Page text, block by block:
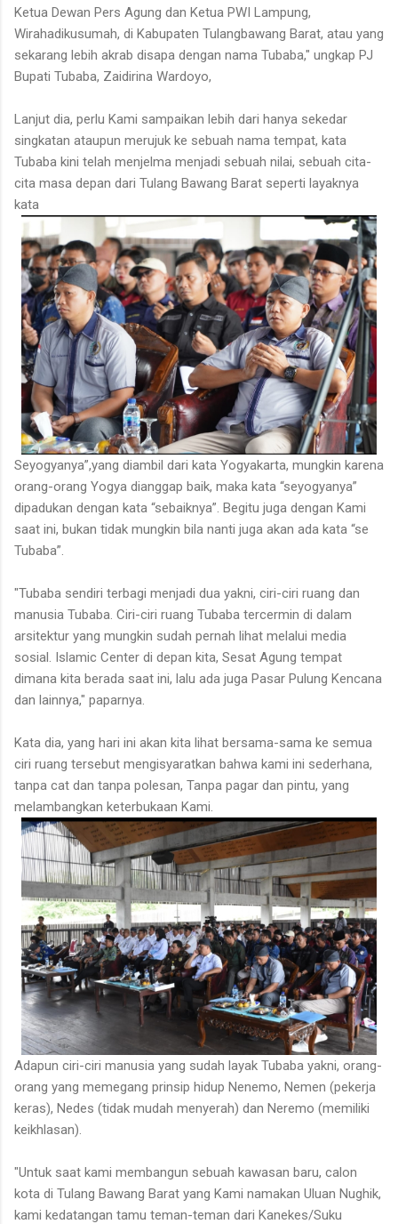
Ketua Dewan Pers Agung dan Ketua PWI Lampung,
Wirahadikusumah, di Kabupaten Tulangbawang Barat, atau yang
sekarang lebih akrab disapa dengan nama Tubaba," ungkap PJ
Bupati Tubaba, Zaidirina Wardoyo,
Lanjut dia, perlu Kami sampaikan lebih dari hanya sekedar
singkatan ataupun merujuk ke sebuah nama tempat, kata
Tubaba kini telah menjelma menjadi sebuah nilai, sebuah cita-
cita masa depan dari Tulang Bawang Barat seperti layaknya
kata
Seyogyanya”,yang diambil dari kata Yogyakarta, mungkin karena
orang-orang Yogya dianggap baik, maka kata “seyogyanya”
dipadukan dengan kata “sebaiknya”. Begitu juga dengan Kami
saat ini, bukan tidak mungkin bila nanti juga akan ada kata “se
Tubaba”.
"Tubaba sendiri terbagi menjadi dua yakni, ciri-ciri ruang dan
manusia Tubaba. Ciri-ciri ruang Tubaba tercermin di dalam
arsitektur yang mungkin sudah pernah lihat melalui media
sosial. Islamic Center di depan kita, Sesat Agung tempat
dimana kita berada saat ini, lalu ada juga Pasar Pulung Kencana
dan lainnya," paparnya.
Kata dia, yang hari ini akan kita lihat bersama-sama ke semua
ciri ruang tersebut mengisyaratkan bahwa kami ini sederhana,
tanpa cat dan tanpa polesan, Tanpa pagar dan pintu, yang
melambangkan keterbukaan Kami.
Adapun ciri-ciri manusia yang sudah layak Tubaba yakni, orang-
orang yang memegang prinsip hidup Nenemo, Nemen (pekerja
keras), Nedes (tidak mudah menyerah) dan Neremo (memiliki
keikhlasan).
"Untuk saat kami membangun sebuah kawasan baru, calon
kota di Tulang Bawang Barat yang Kami namakan Uluan Nughik,
kami kedatangan tamu teman-teman dari Kanekes/Suku